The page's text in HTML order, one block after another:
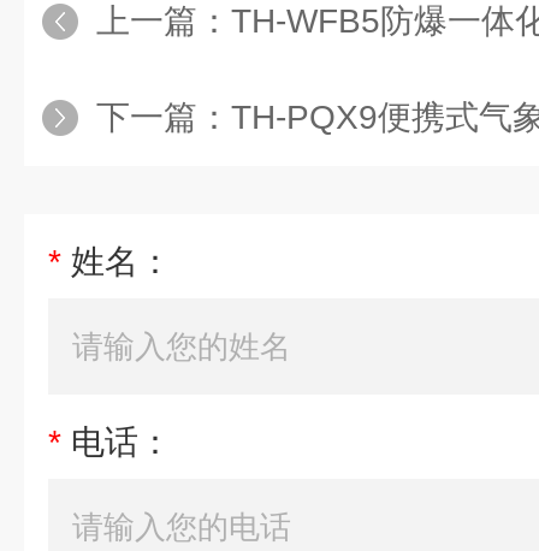
上一篇： TH-WFB5防爆一体
下一篇： TH-PQX9便携式气
* 姓名：
* 电话：